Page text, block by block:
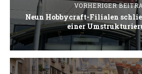
VORHERIGER
Neun Hobbycraft-Filialen
einer